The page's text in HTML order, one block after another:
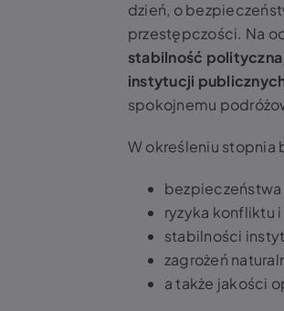
dzień, o
przestępczości. Na
stabilność
instytucji
spokojnemu
W określeniu stopnia
bezpieczeństwa
ryzyka konfliktu
stabilności
zagrożeń
a także jakości